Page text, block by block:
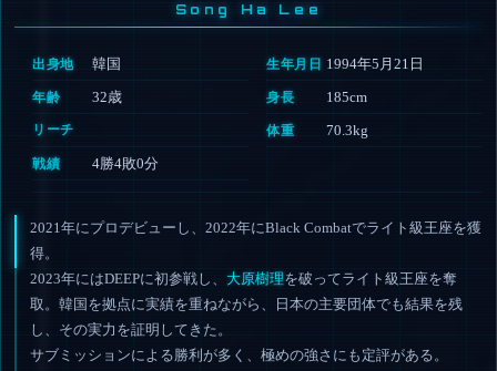
Song Ha Lee
出身地 韓国 生年月日 1994年5月21日
年齢 32歳 身長 185cm
リーチ 体重 70.3kg
戦績 4勝4敗0分
2021年にプロデビューし、2022年にBlack Combatでライト級王座を獲
得。
2023年にはDEEPに初参戦し、 大原樹理を破ってライト級王座を奪
取。 韓国を拠点に実績を重ねながら、日本の主要団体でも結果を残
し、その実力を証明してきた。
サブミッションによる勝利が多く、極めの強さにも定評がある。